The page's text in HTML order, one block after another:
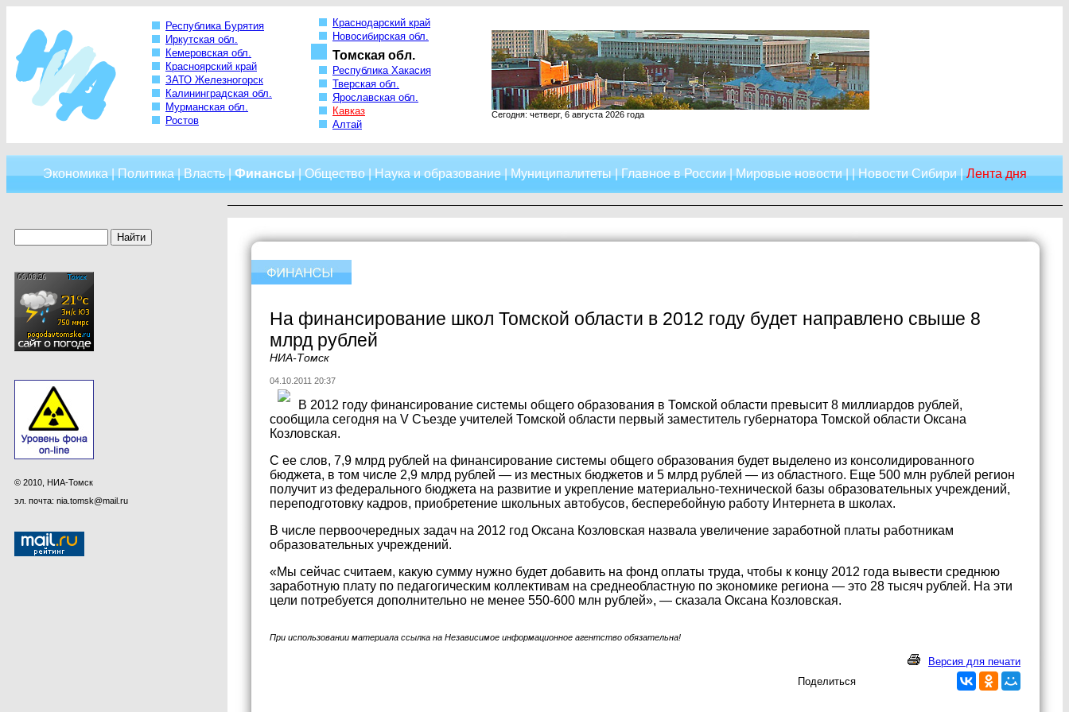
Республика Бурятия
Иркутская обл.
Кемеровская обл.
Красноярский край
ЗАТО Железногорск
Калининградская обл.
Мурманская обл.
Ростов
Краснодарский край
Новосибирская обл.
Томская обл.
Республика Хакасия
Тверская обл.
Ярославская обл.
Кавказ
Алтай
Сегодня: четверг, 6 августа 2026 года
Экономика|Политика|Власть|Финансы|Общество|Наука и образование|Муниципалитеты|Главное в России|Мировые новости| |Новости Сибири|Лента дня
© 2010, НИА-Томск
эл. почта: nia.tomsk@mail.ru
На финансирование школ Томской области в 2012 году будет направлено свыше 8
млрд рублей
НИА-Томск
04.10.2011 20:37
В 2012 году финансирование системы общего образования в Томской области превысит 8 миллиардов рублей,
сообщила сегодня на V Съезде учителей Томской области первый заместитель губернатора Томской области Оксана
Козловская.
С ее слов, 7,9 млрд рублей на финансирование системы общего образования будет выделено из консолидированного
бюджета, в том числе 2,9 млрд рублей — из местных бюджетов и 5 млрд рублей — из областного. Еще 500 млн рублей регион
получит из федерального бюджета на развитие и укрепление материально-технической базы образовательных учреждений,
переподготовку кадров, приобретение школьных автобусов, бесперебойную работу Интернета в школах.
В числе первоочередных задач на 2012 год Оксана Козловская назвала увеличение заработной платы работникам
образовательных учреждений.
«Мы сейчас считаем, какую сумму нужно будет добавить на фонд оплаты труда, чтобы к концу 2012 года вывести среднюю
заработную плату по педагогическим коллективам на среднеобластную по экономике региона — это 28 тысяч рублей. На эти
цели потребуется дополнительно не менее 550-600 млн рублей», — сказала Оксана Козловская.
При использовании материала ссылка на Независимое информационное агентство обязательна!
Версия для печати
Поделиться